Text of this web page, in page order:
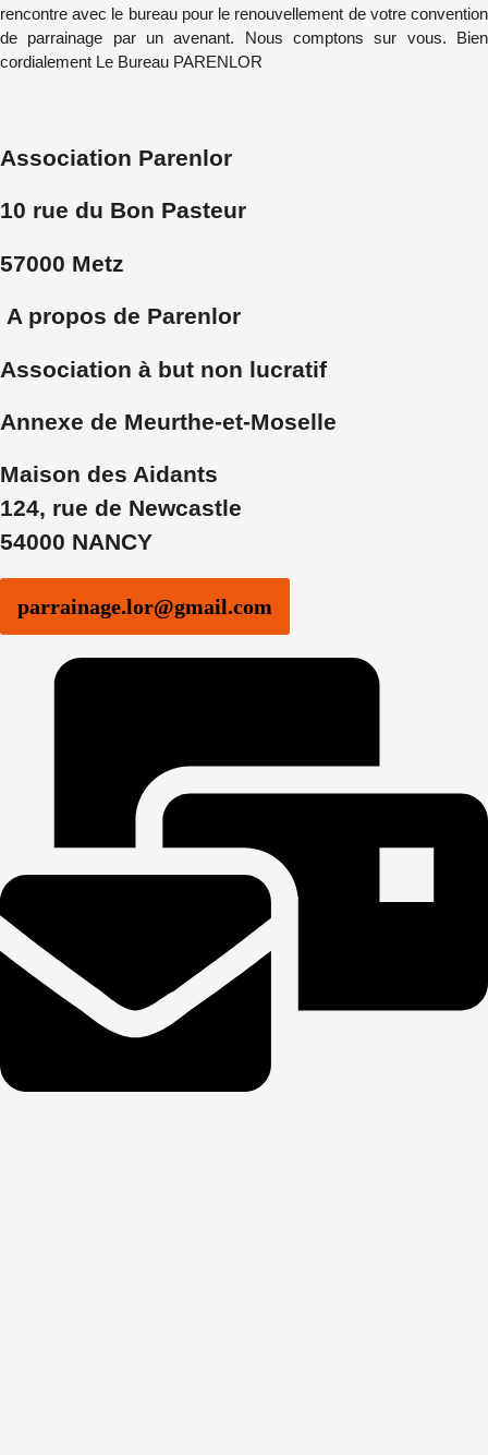
rencontre avec le bureau pour le renouvellement de votre convention
de parrainage par un avenant. Nous comptons sur vous. Bien
cordialement Le Bureau PARENLOR
Association Parenlor
10 rue du Bon Pasteur
57000 Metz
A propos de Parenlor
Association à but non lucratif
Annexe de Meurthe-et-Moselle
Maison des Aidants
124, rue de Newcastle
54000 NANCY
parrainage.lor@gmail.com